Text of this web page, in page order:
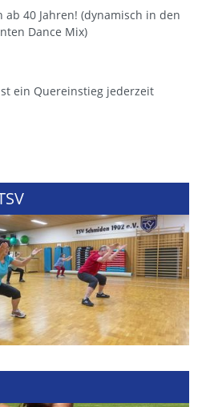
40 Jahren! (dynamisch in den
Dance Mix)
ein Quereinstieg jederzeit